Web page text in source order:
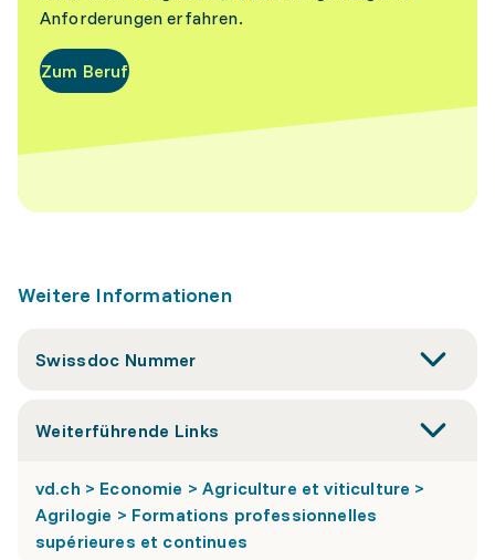
Anforderungen erfahren.
Zum Beruf
Weitere Informationen
Swissdoc Nummer
Weiterführende Links
vd.ch > Economie > Agriculture et viticulture >
Agrilogie > Formations professionnelles
supérieures et continues